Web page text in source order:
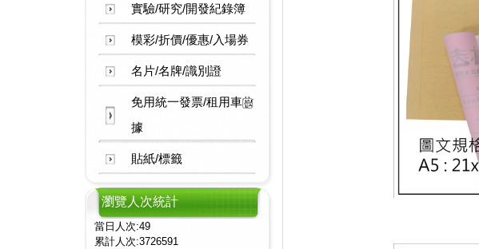
實驗/研究/開發紀錄簿
模彩/折價/優惠/入場券
名片/名牌/識別證
免用統一發票/租用車收
據
貼紙/標籤
瀏覽人次統計
當日人次:49
累計人次:3726591